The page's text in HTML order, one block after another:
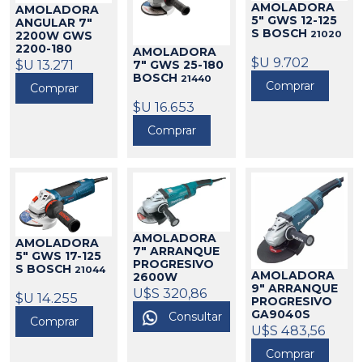
AMOLADORA
ANGULAR 7"
2200W GWS
2200-180
VULCANO
BOSCH21439
$U 13.271
Comprar
AMOLADORA
7" GWS 25-180
BOSCH21440
$U 16.653
Comprar
AMOLADORA
5" GWS 12-125
S BOSCH 21020
$U 9.702
Comprar
AMOLADORA
5" GWS 17-125
S BOSCH 21044
$U 14.255
Comprar
AMOLADORA
7" ARRANQUE
PROGRESIVO
2600W
GA7040S
MAKITA325188
U$S 320,86
Consultar
AMOLADORA
9" ARRANQUE
PROGRESIVO
GA9040S
2600W MAKITA
325087
U$S 483,56
Comprar